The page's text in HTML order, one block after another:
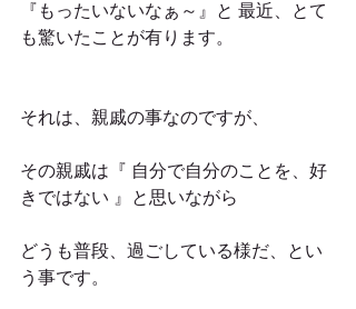
『もったいないなぁ～』と 最近、とて
も驚いたことが有ります。
それは、親戚の事なのですが、
その親戚は『 自分で自分のことを、好
きではない 』と思いながら
どうも普段、過ごしている様だ、とい
う事です。